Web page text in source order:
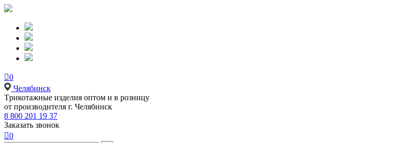
0
Челябинск
Tрикотажные изделия оптом и в розницу
от производителя г. Челябинск
8 800 201 19 37
Заказать звонок
0